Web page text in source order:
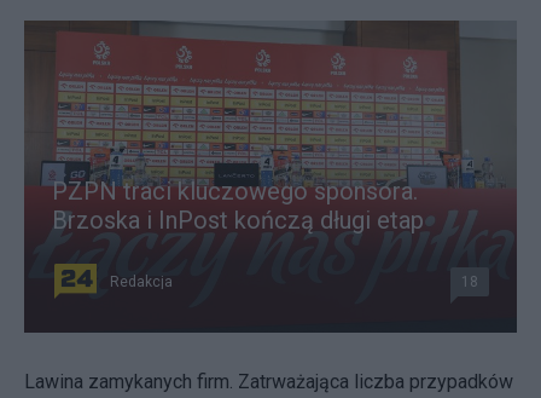
PZPN traci kluczowego sponsora.
Brzoska i InPost kończą długi etap
Redakcja 18
Lawina zamykanych firm. Zatrważająca liczba przypadków